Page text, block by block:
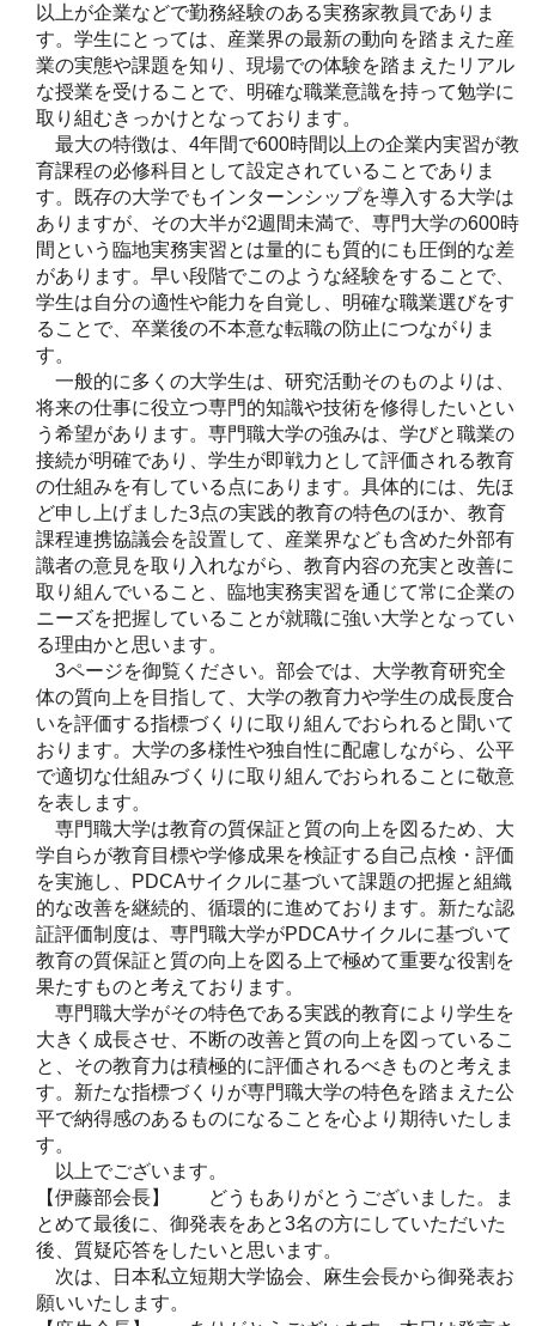
以上が企業などで勤務経験のある実務家教員でありま
す。学生にとっては、産業界の最新の動向を踏まえた産
業の実態や課題を知り、現場での体験を踏まえたリアル
な授業を受けることで、明確な職業意識を持って勉学に
取り組むきっかけとなっております。
最大の特徴は、4年間で600時間以上の企業内実習が教
育課程の必修科目として設定されていることでありま
す。既存の大学でもインターンシップを導入する大学は
ありますが、その大半が2週間未満で、専門大学の600時
間という臨地実務実習とは量的にも質的にも圧倒的な差
があります。早い段階でこのような経験をすることで、
学生は自分の適性や能力を自覚し、明確な職業選びをす
ることで、卒業後の不本意な転職の防止につながりま
す。
一般的に多くの大学生は、研究活動そのものよりは、
将来の仕事に役立つ専門的知識や技術を修得したいとい
う希望があります。専門職大学の強みは、学びと職業の
接続が明確であり、学生が即戦力として評価される教育
の仕組みを有している点にあります。具体的には、先ほ
ど申し上げました3点の実践的教育の特色のほか、教育
課程連携協議会を設置して、産業界なども含めた外部有
識者の意見を取り入れながら、教育内容の充実と改善に
取り組んでいること、臨地実務実習を通じて常に企業の
ニーズを把握していることが就職に強い大学となってい
る理由かと思います。
3ページを御覧ください。部会では、大学教育研究全
体の質向上を目指して、大学の教育力や学生の成長度合
いを評価する指標づくりに取り組んでおられると聞いて
おります。大学の多様性や独自性に配慮しながら、公平
で適切な仕組みづくりに取り組んでおられることに敬意
を表します。
専門職大学は教育の質保証と質の向上を図るため、大
学自らが教育目標や学修成果を検証する自己点検・評価
を実施し、PDCAサイクルに基づいて課題の把握と組織
的な改善を継続的、循環的に進めております。新たな認
証評価制度は、専門職大学がPDCAサイクルに基づいて
教育の質保証と質の向上を図る上で極めて重要な役割を
果たすものと考えております。
専門職大学がその特色である実践的教育により学生を
大きく成長させ、不断の改善と質の向上を図っているこ
と、その教育力は積極的に評価されるべきものと考えま
す。新たな指標づくりが専門職大学の特色を踏まえた公
平で納得感のあるものになることを心より期待いたしま
す。
以上でございます。
【伊藤部会長】 どうもありがとうございました。ま
とめて最後に、御発表をあと3名の方にしていただいた
後、質疑応答をしたいと思います。
次は、日本私立短期大学協会、麻生会長から御発表お
願いいたします。